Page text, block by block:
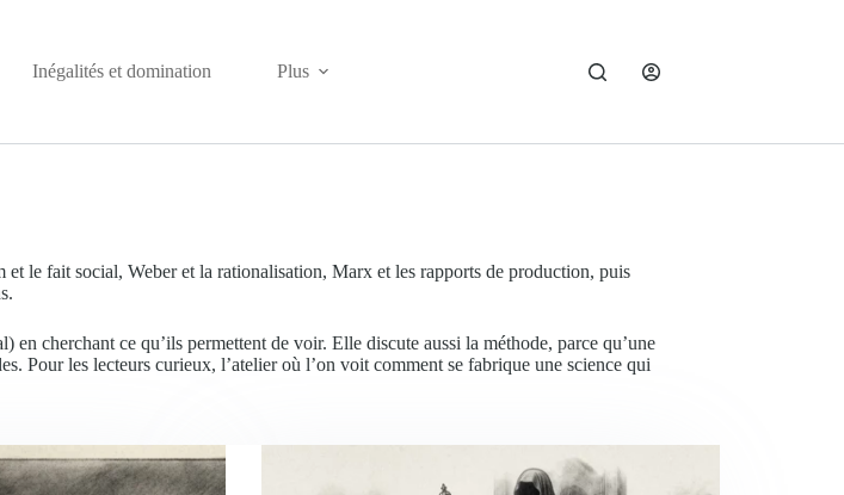
Inégalités et domination Plus
le fait social, Weber et la rationalisation, Marx et les rapports de production, puis
cherchant ce qu’ils permettent de voir. Elle discute aussi la méthode, parce qu’une
Pour les lecteurs curieux, l’atelier où l’on voit comment se fabrique une science qui